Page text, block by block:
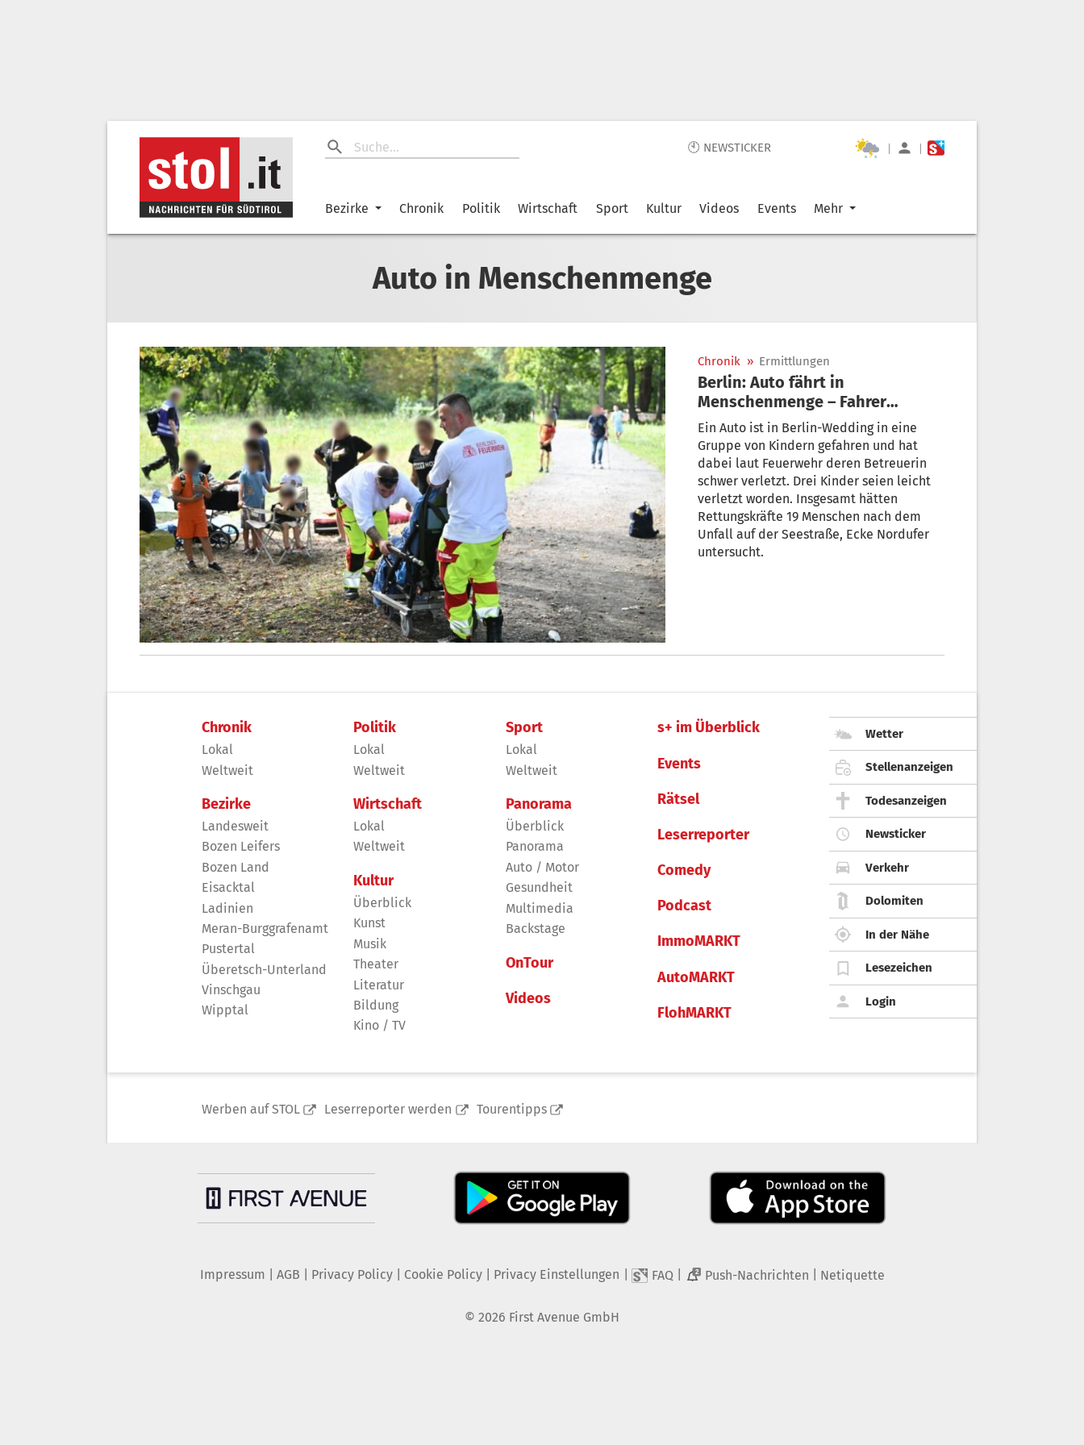
🕙 NEWSTICKER | |
Bezirke Chronik Politik Wirtschaft Sport Kultur Videos Events Mehr
Auto in Menschenmenge
Chronik » Ermittlungen
Berlin: Auto fährt in
Menschenmenge – Fahrer
festgenommen
Ein Auto ist in Berlin-Wedding in eine
Gruppe von Kindern gefahren und hat
dabei laut Feuerwehr deren Betreuerin
schwer verletzt. Drei Kinder seien leicht
verletzt worden. Insgesamt hätten
Rettungskräfte 19 Menschen nach dem
Unfall auf der Seestraße, Ecke Nordufer
untersucht.
Chronik
Lokal
Weltweit
Bezirke
Landesweit
Bozen Leifers
Bozen Land
Eisacktal
Ladinien
Meran-Burggrafenamt
Pustertal
Überetsch-Unterland
Vinschgau
Wipptal
Politik
Lokal
Weltweit
Wirtschaft
Lokal
Weltweit
Kultur
Überblick
Kunst
Musik
Theater
Literatur
Bildung
Kino / TV
Sport
Lokal
Weltweit
Panorama
Überblick
Panorama
Auto / Motor
Gesundheit
Multimedia
Backstage
OnTour
Videos
s+ im Überblick
Events
Rätsel
Leserreporter
Comedy
Podcast
ImmoMARKT
AutoMARKT
FlohMARKT
Wetter
Stellenanzeigen
Todesanzeigen
Newsticker
Verkehr
Dolomiten
In der Nähe
Lesezeichen
Login
Werben auf STOL Leserreporter werden Tourentipps
Impressum AGB Privacy Policy| Cookie Policy| Privacy Einstellungen FAQ 2 Push-Nachrichten Netiquette
© 2026 First Avenue GmbH